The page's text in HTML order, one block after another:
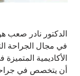
الدكتور نادر صعب
في مجال الجراحة
الأكاديمية
أن يتخصص في